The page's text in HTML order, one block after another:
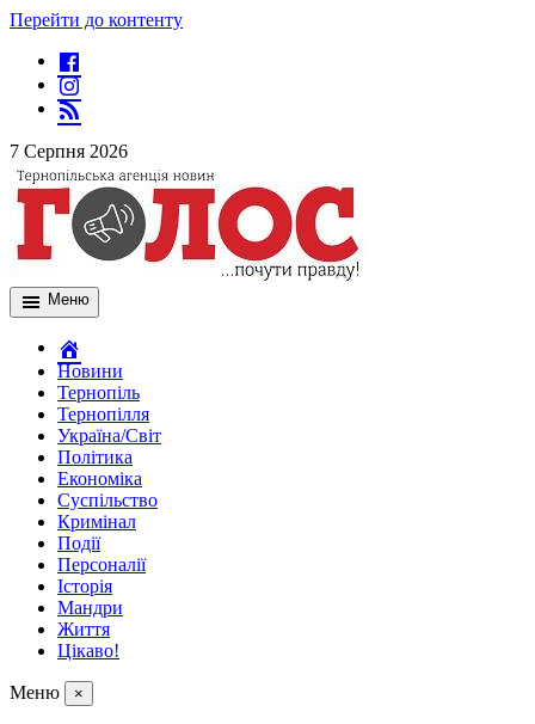
Перейти до контенту
7 Серпня 2026
Меню
Новини
Тернопіль
Тернопілля
Україна/Світ
Політика
Економіка
Суспільство
Кримінал
Події
Персоналії
Історія
Мандри
Життя
Цікаво!
Меню ×